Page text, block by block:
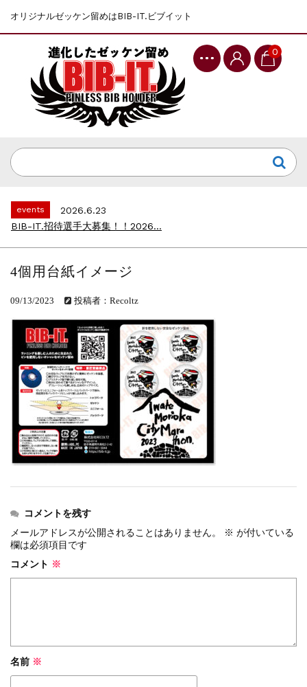
オリジナルゼッケン留めはBIB-IT.ビブイット
0
第46回 丹波篠山ABCマラソン...
events
2026.7.8
events
2026.6.23
BIB-IT.招待選手大募集！！2026...
events
2026.2.2
第46回 丹波篠山ABCマラソン...
events
2026.7.8
上尾シティハーフマラソン2026 記念T...
events
2026.6.23
BIB-IT.招待選手大募集！！2026...
events
2026.3.26
BIB-IT.のZERO WASTE...
events
2026.2.2
仙台国際ハーフマラソン2026 大会オリ...
第46回 丹波篠山ABCマラソン...
4個用台紙イメージ
09/13/2023 投稿者：Recoltz
コメントを残す
メールアドレスが公開されることはありません。
※ が付いている
欄は必須項目です
コメント ※
名前 ※